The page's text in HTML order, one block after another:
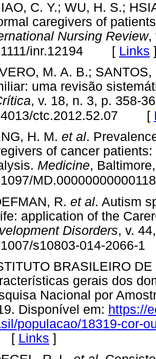
C. Y.; WU, H. S.;
caregivers of
Nursing Review,
inr.12194 [ Links
M. A. B.;
uma revisão
, v. 18, n. 3, p. 358-
ctc.2012.52.07 [
H. M. et al.
of cancer
Medicine,
R. et al. Autism
application of the
Disorders, v.
s10803-014-2066-1
BRASILEIRO
gerais dos
Nacional por
Disponível em: https://
populacao/18319-cor-
Links ]